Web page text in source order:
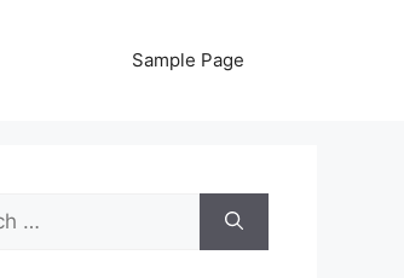
Sample Page